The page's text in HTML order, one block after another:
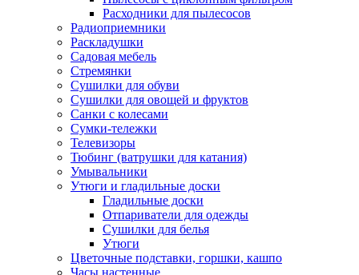
Расходники для пылесосов
Радиоприемники
Раскладушки
Садовая мебель
Стремянки
Сушилки для обуви
Сушилки для овощей и фруктов
Санки с колесами
Сумки-тележки
Телевизоры
Тюбинг (ватрушки для катания)
Умывальники
Утюги и гладильные доски
Гладильные доски
Отпариватели для одежды
Сушилки для белья
Утюги
Цветочные подставки, горшки, кашпо
Часы настенные